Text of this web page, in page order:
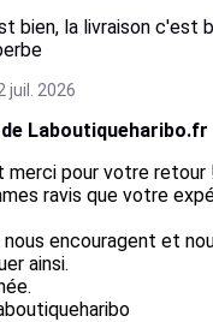
bien, la livraison c'est
juil. 2026
de Laboutiqueharibo.fr
merci pour votre retour
ravis que votre
encouragent et
ainsi.